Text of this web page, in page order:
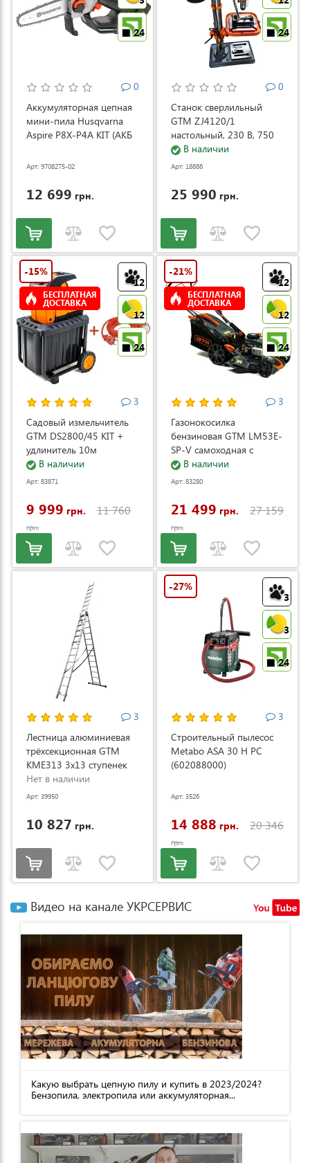
24
0
Аккумуляторная цепная
мини-пила Husqvarna
Aspire P8X-P4A KIT (АКБ
Арт: 9708275-02
12 699 грн.
24
0
Станок сверлильный
GTM ZJ4120/1
настольный, 230 В, 750
Вт (ZJ4120/1)
В наличии
Арт: 18686
25 990 грн.
12
12
24
-15%
БЕСПЛАТНАЯ
ДОСТАВКА
3
Садовый измельчитель
GTM DS2800/45 KIT +
удлинитель 10м
(DS2800/45_KIT+ext.cord)
В наличии
Арт: 83871
9 999 грн. 11 760
грн.
12
12
24
-21%
БЕСПЛАТНАЯ
ДОСТАВКА
3
Газонокосилка
бензиновая GTM LM53E-
SP-V самоходная с
электростартером и
регулировкой скорости
В наличии
Арт: 83280
21 499 грн. 27 159
грн.
3
Лестница алюминиевая
трёхсекционная GTM
KME313 3x13 ступенек
3.53-8.93м (KME313)
Нет в наличии
Арт: 39950
10 827 грн.
3
3
24
-27%
3
Строительный пылесос
Metabo ASA 30 H PC
(602088000)
Арт: 3526
14 888 грн. 20 346
грн.
Видео на канале УКРСЕРВИС
Какую выбрать цепную пилу и купить в 2023/2024?
Бензопила, электропила или аккумуляторная...